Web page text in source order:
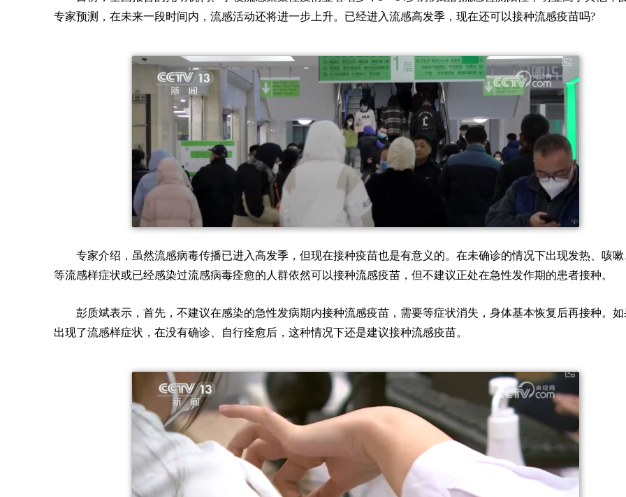
专家预测，在未来一段时间内，流感活动还将进一步上升。已经进入流感高发季，现在还可以接种流感疫苗吗?
专家介绍，虽然流感病毒传播已进入高发季，但现在接种疫苗也是有意义的。在未确诊的情况下出现发热、咳
等流感样症状或已经感染过流感病毒痊愈的人群依然可以接种流感疫苗，但不建议正处在急性发作期的患者接种。
彭质斌表示，首先，不建议在感染的急性发病期内接种流感疫苗，需要等症状消失，身体基本恢复后再接种。
出现了流感样症状，在没有确诊、自行痊愈后，这种情况下还是建议接种流感疫苗。